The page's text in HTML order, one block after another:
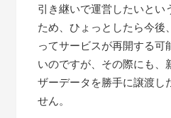
引き継いで運営したいとい
ため、ひょっとしたら今後
ってサービスが再開する可
いのですが、その際にも、
ザーデータを勝手に譲渡し
せん。